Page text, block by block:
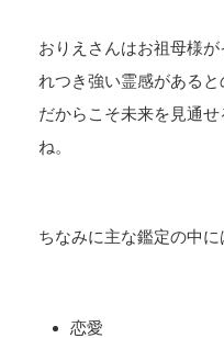
おりえさんはお祖母様
れつき強い霊感があると
だからこそ未来を見通
ね。
ちなみに主な鑑定の中に
恋愛